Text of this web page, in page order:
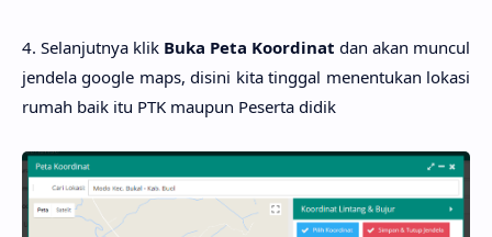
4. Selanjutnya klik Buka Peta Koordinat dan akan muncul
jendela google maps, disini kita tinggal menentukan lokasi
rumah baik itu PTK maupun Peserta didik